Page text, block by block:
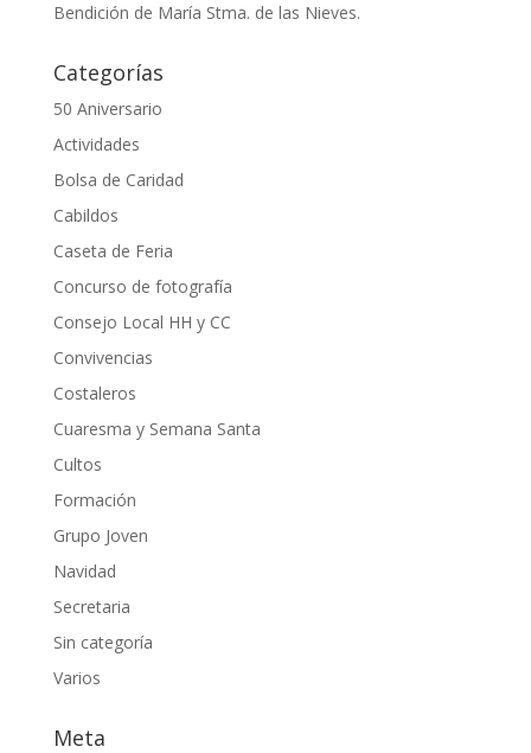
Bendición de María Stma. de las Nieves.
Categorías
50 Aniversario
Actividades
Bolsa de Caridad
Cabildos
Caseta de Feria
Concurso de fotografía
Consejo Local HH y CC
Convivencias
Costaleros
Cuaresma y Semana Santa
Cultos
Formación
Grupo Joven
Navidad
Secretaria
Sin categoría
Varios
Meta